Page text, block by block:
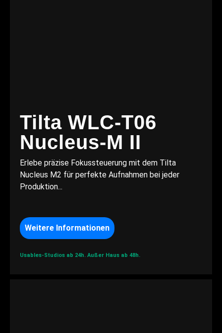
Tilta WLC-T06
Nucleus-M II
Erlebe präzise Fokussteuerung mit dem Tilta
Nucleus M2 für perfekte Aufnahmen bei jeder
Produktion...
Weitere Informationen
Usables-Studios ab 24h. Außer Haus ab 48h.